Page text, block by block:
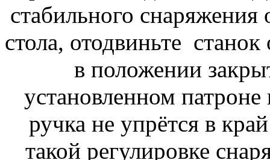
стабильного
стола, отодвиньте станок
в положении
установленном
ручка не упрётся в
такой регулировке